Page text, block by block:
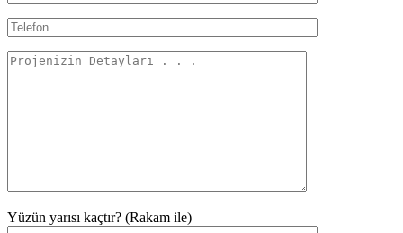
Yüzün yarısı kaçtır? (Rakam ile)